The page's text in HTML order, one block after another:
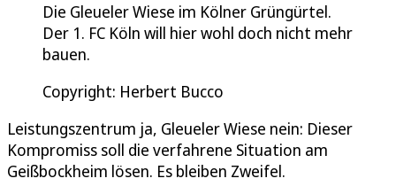
Die Gleueler Wiese im Kölner Grüngürtel.
Der 1. FC Köln will hier wohl doch nicht mehr
bauen.
Copyright: Herbert Bucco
Leistungszentrum ja, Gleueler Wiese nein: Dieser
Kompromiss soll die verfahrene Situation am
Geißbockheim lösen. Es bleiben Zweifel.